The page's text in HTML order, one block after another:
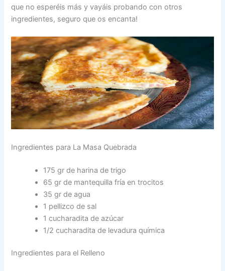
que no esperéis más y vayáis probando con otros
ingredientes, seguro que os encanta!
Ingredientes para La Masa Quebrada
175 gr de harina de trigo
65 gr de mantequilla fría en trocitos
35 gr de agua
1 pellizco de sal
1 cucharadita de azúcar
1/2 cucharadita de levadura química
Ingredientes para el Relleno